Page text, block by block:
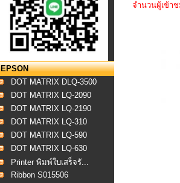
EPSON
DOT MATRIX DLQ-3500
DOT MATRIX LQ-2090
DOT MATRIX LQ-2190
DOT MATRIX LQ-310
DOT MATRIX LQ-590
DOT MATRIX LQ-630
Printer พิมพ์ใบเสร็จรั...
Ribbon S015506
จำนวนผู้เข้า